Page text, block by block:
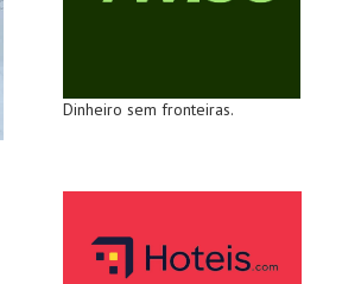
Dinheiro sem fronteiras.